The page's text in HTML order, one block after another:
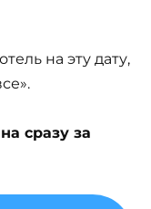
на эту дату,
сразу за